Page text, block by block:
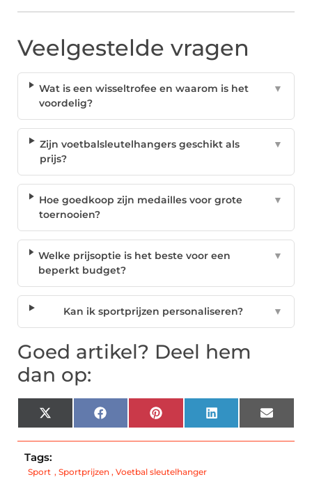
Veelgestelde vragen
Wat is een wisseltrofee en waarom is het
voordelig?
▼
Zijn voetbalsleutelhangers geschikt als
prijs?
▼
Hoe goedkoop zijn medailles voor grote
toernooien?
▼
Welke prijsoptie is het beste voor een
beperkt budget?
▼
Kan ik sportprijzen personaliseren? ▼
Goed artikel? Deel hem
dan op:
X
(Twitter)
Facebook Pinterest LinkedIn Email
Tags:
Sport , Sportprijzen , Voetbal sleutelhanger